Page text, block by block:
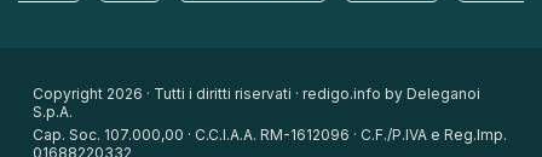
Copyright 2026 · Tutti i diritti riservati · redigo.info by Deleganoi
S.p.A.
Cap. Soc. 107.000,00 · C.C.I.A.A. RM-1612096 · C.F./P.IVA e Reg.Imp.
01688220332